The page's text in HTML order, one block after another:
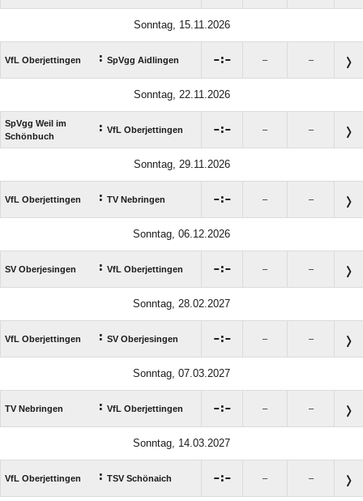
Sonntag, 15.11.2026
VfL Oberjettingen : SpVgg Aidlingen : – –
Sonntag, 22.11.2026
SpVgg Weil im
Schönbuch
: VfL Oberjettingen : – –
Sonntag, 29.11.2026
VfL Oberjettingen : TV Nebringen : – –
Sonntag, 06.12.2026
SV Oberjesingen : VfL Oberjettingen : – –
Sonntag, 28.02.2027
VfL Oberjettingen : SV Oberjesingen : – –
Sonntag, 07.03.2027
TV Nebringen : VfL Oberjettingen : – –
Sonntag, 14.03.2027
VfL Oberjettingen : TSV Schönaich : – –